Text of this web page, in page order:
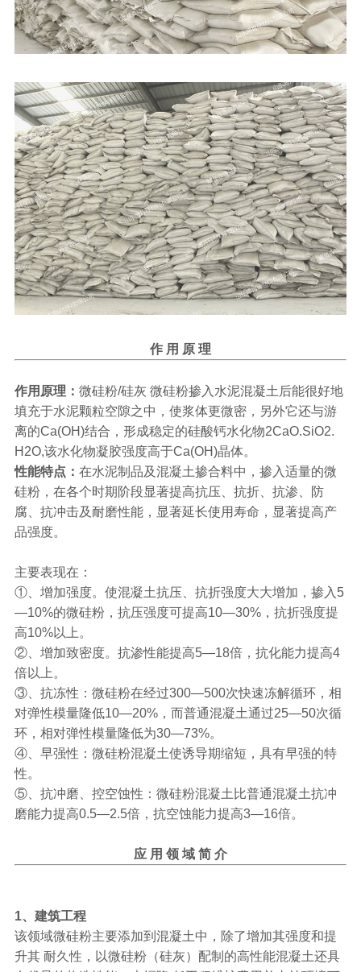
作 用 原 理
作用原理： 微硅粉/硅灰 微硅粉掺入水泥混凝土后能很好地
填充于水泥颗粒空隙之中，使浆体更微密，另外它还与游
离的Ca(OH)结合，形成稳定的硅酸钙水化物2CaO.SiO2.
H2O,该水化物凝胶强度高于Ca(OH)晶体。
性能特点： 在水泥制品及混凝土掺合料中，掺入适量的微
硅粉，在各个时期阶段显著提高抗压、抗折、抗渗、防
腐、抗冲击及耐磨性能，显著延长使用寿命，显著提高产
品强度。
主要表现在：
①、增加强度。使混凝土抗压、抗折强度大大增加，掺入5
—10%的微硅粉，抗压强度可提高10—30%，抗折强度提
高10%以上。
②、增加致密度。抗渗性能提高5—18倍，抗化能力提高4
倍以上。
③、抗冻性：微硅粉在经过300—500次快速冻解循环，相
对弹性模量隆低10—20%，而普通混凝土通过25—50次循
环，相对弹性模量隆低为30—73%。
④、早强性：微硅粉混凝土使诱导期缩短，具有早强的特
性。
⑤、抗冲磨、控空蚀性：微硅粉混凝土比普通混凝土抗冲
磨能力提高0.5—2.5倍，抗空蚀能力提高3—16倍。
应 用 领 域 简 介
1、建筑工程
该领域微硅粉主要添加到混凝土中，除了增加其强度和提
升其 耐久性，以微硅粉（硅灰）配制的高性能混凝土还具